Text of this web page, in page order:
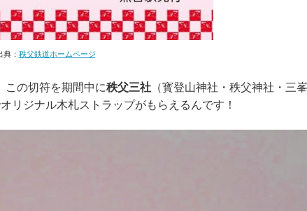
典： 秩父鉄道ホームページ
この切符を期間中に秩父三社 （寳登山神社・秩父神社・三峯
リジナル木札ストラップがもらえるんです！